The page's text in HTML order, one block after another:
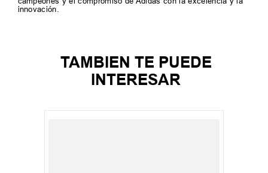
innovación.
TAMBIEN TE PUEDE
INTERESAR